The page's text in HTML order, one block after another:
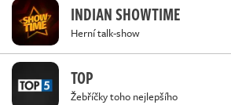
INDIAN SHOWTIME
Herní talk-show
TOP
Žebříčky toho nejlepšího